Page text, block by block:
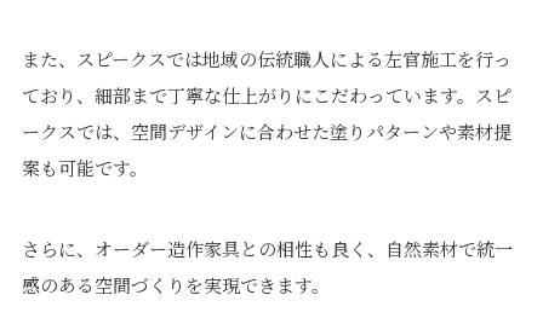
また、スピークスでは地域の伝統職人による左官施工を行っ
ており、細部まで丁寧な仕上がりにこだわっています。スピ
ークスでは、空間デザインに合わせた塗りパターンや素材提
案も可能です。
さらに、オーダー造作家具との相性も良く、自然素材で統一
感のある空間づくりを実現できます。